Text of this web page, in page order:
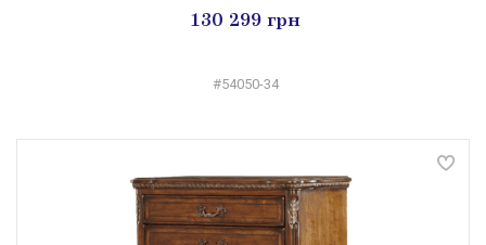
130 299 грн
#54050-34